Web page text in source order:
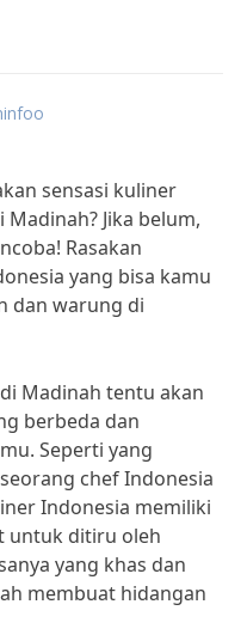
sensasi kuliner
Jika belum,
Rasakan
yang bisa kamu
dan warung di
Madinah tentu akan
berbeda dan
Seperti yang
chef Indonesia
Indonesia memiliki
untuk ditiru oleh
yang khas dan
membuat hidangan